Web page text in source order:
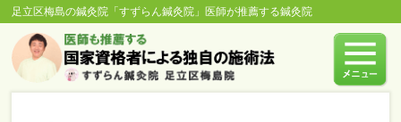
足立区梅島の鍼灸院「すずらん鍼灸院」医師が推薦する鍼灸院